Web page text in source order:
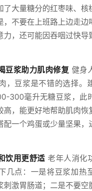
了大量糖分的红枣味、核
，不要在上班路上边走边
力，还可能因吞咽过快导
豆浆助力肌肉修复 健身
，豆浆是不错的选择。
300毫升无糖豆浆，此
高，能更好地帮助肌肉恢
配一个鸡蛋或少量坚果，
饮用更舒适 老年人消化
几点：一是将豆浆加热
刺激胃肠道；二是不要空